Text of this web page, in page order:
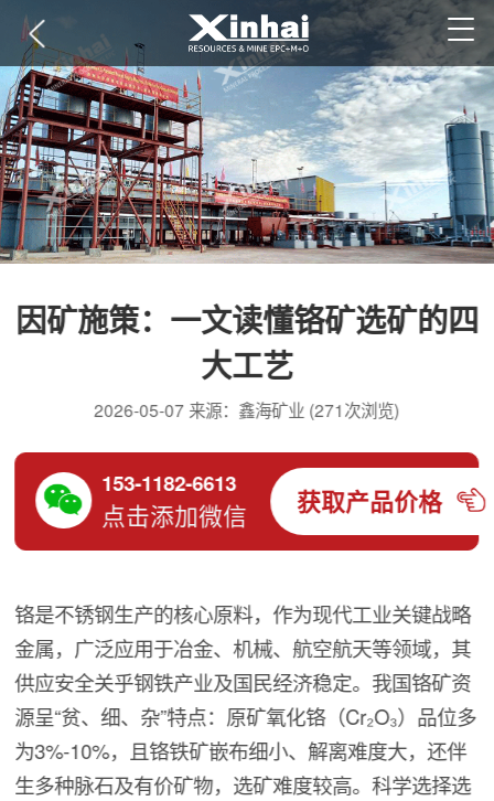
因矿施策：一文读懂铬矿选矿的四
大工艺
2026-05-07 来源：鑫海矿业 (271次浏览)
153-1182-6613
点击添加微信 获取产品价格
铬是不锈钢生产的核心原料，作为现代工业关键战略
金属，广泛应用于冶金、机械、航空航天等领域，其
供应安全关乎钢铁产业及国民经济稳定。我国铬矿资
源呈“贫、细、杂”特点：原矿氧化铬（Cr₂O₃）品位多
为3%-10%，且铬铁矿嵌布细小、解离难度大，还伴
生多种脉石及有价矿物，选矿难度较高。科学选择选